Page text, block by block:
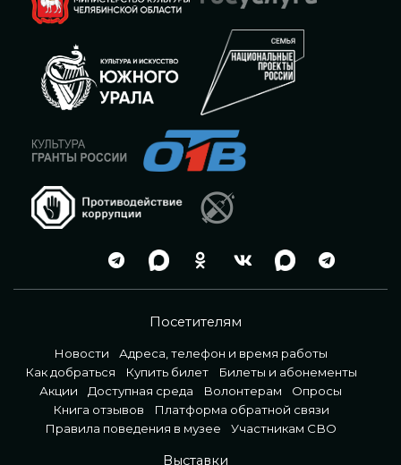
Посетителям
Новости
Адреса, телефон и время работы
Как добраться
Купить билет
Билеты и абонементы
Акции
Доступная среда Волонтерам
Опросы
Книга отзывов
Платформа обратной связи
Правила поведения в музее
Участникам СВО
Выставки